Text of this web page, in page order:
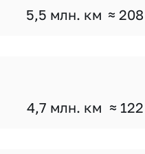
5,5 млн. км ≈
4,7 млн. км ≈